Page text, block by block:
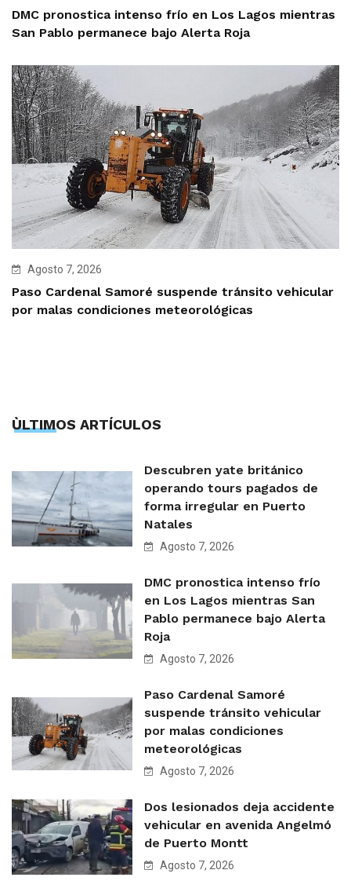
DMC pronostica intenso frío en Los Lagos mientras
San Pablo permanece bajo Alerta Roja
Agosto 7, 2026
Paso Cardenal Samoré suspende tránsito vehicular
por malas condiciones meteorológicas
ÙLTIMOS ARTÍCULOS
Descubren yate británico
operando tours pagados de
forma irregular en Puerto
Natales
Agosto 7, 2026
DMC pronostica intenso frío
en Los Lagos mientras San
Pablo permanece bajo Alerta
Roja
Agosto 7, 2026
Paso Cardenal Samoré
suspende tránsito vehicular
por malas condiciones
meteorológicas
Agosto 7, 2026
Dos lesionados deja accidente
vehicular en avenida Angelmó
de Puerto Montt
Agosto 7, 2026